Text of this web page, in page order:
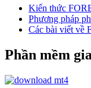
Kiến thức
Phương pháp
Các bài viết về
Phần mềm